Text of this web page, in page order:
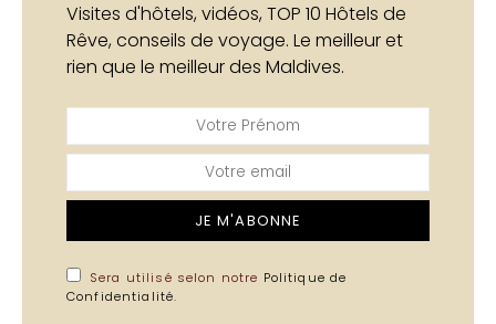
Visites d'hôtels, vidéos, TOP 10 Hôtels de
Rêve, conseils de voyage. Le meilleur et
rien que le meilleur des Maldives.
JE M'ABONNE
Sera utilisé selon notre Politique de
Confidentialité.